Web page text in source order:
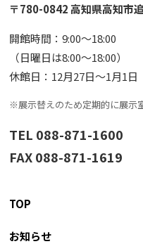
〒780-0842 高知県高知市
開館時間：9:00〜18:00
（日曜日は8:00〜18:00）
休館日：12月27日〜1月1日
※展示替えのため定期的に展示
TEL 088-871-1600
FAX 088-871-1619
TOP
お知らせ